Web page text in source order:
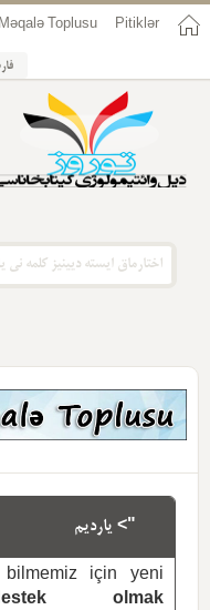
Pitiklər
Məqalə Toplusu
"> یاردیم
bilmemiz için yeni
olmak